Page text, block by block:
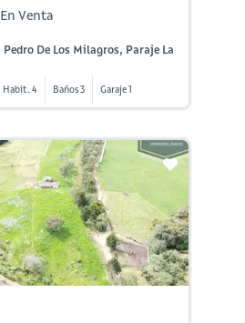
Venta
Pedro De Los Milagros, Paraje La
Habit. 4 Baños 3 Garaje 1